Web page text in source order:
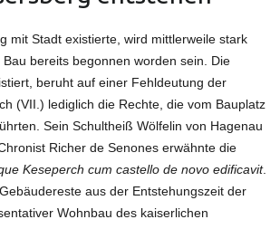
mit Stadt existierte, wird mittlerweile stark
bereits begonnen worden sein. Die
beruht auf einer Fehldeutung der
(VII.) lediglich die Rechte, die vom Bauplatz
Sein Schultheiß Wölfelin von Hagenau
Richer de Senones erwähnte die
Keseperch cum castello de novo edificavit.
aus der Entstehungszeit der
Wohnbau des kaiserlichen